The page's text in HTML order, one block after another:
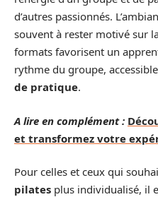
d’autres passionnés.
souvent à rester motivé sur
formats favorisent un
rythme du groupe,
de pratique.
A lire en complément :
et transformez votre
Pour celles et ceux qui
pilates plus individualisé, il